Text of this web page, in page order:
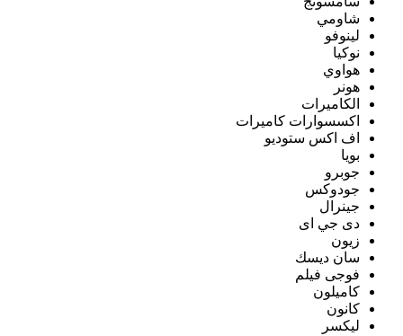
شاومي
لينوفو
نوكيا
هواوي
هونر
الكاميرات
اكسسوارات كاميرات
اف اكس ستوديو
بويا
جوبرو
جودوكس
جينرال
دى جي اى
زيون
سان ديسك
فوجى فيلم
كاميلون
كانون
ليكسر